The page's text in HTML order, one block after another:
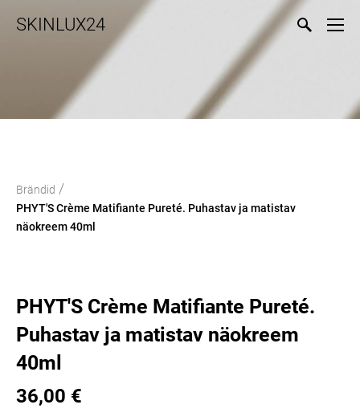
SKINLUX24
Brändid /
PHYT'S Crème Matifiante Pureté. Puhastav ja matistav
näokreem 40ml
PHYT'S Crème Matifiante Pureté.
Puhastav ja matistav näokreem
40ml
36,00 €